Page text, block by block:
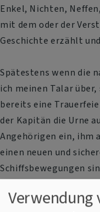
Enkel, Nichten,
mit dem oder der
Geschichte erzählt
Spätestens wenn die
ich meinen Talar
bereits eine
der Kapitän die Urne
Angehörigen ein, ihm
einen neuen und
Schiffsbewegungen
gehen“. Nun wird die
Verwendung